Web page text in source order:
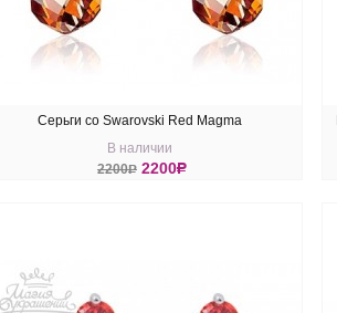
Серьги со Swarovski Red Magma
В наличии
2200R 2200R